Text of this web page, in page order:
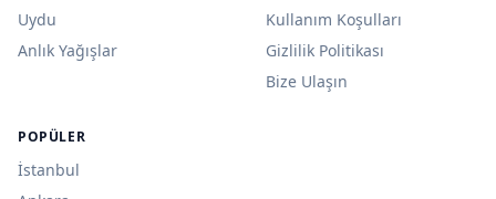
Uydu
Anlık Yağışlar
Kullanım Koşulları
Gizlilik Politikası
Bize Ulaşın
POPÜLER
İstanbul